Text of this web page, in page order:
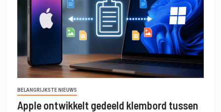
BELANGRIJKSTE NIEUWS
Apple ontwikkelt gedeeld klembord tussen